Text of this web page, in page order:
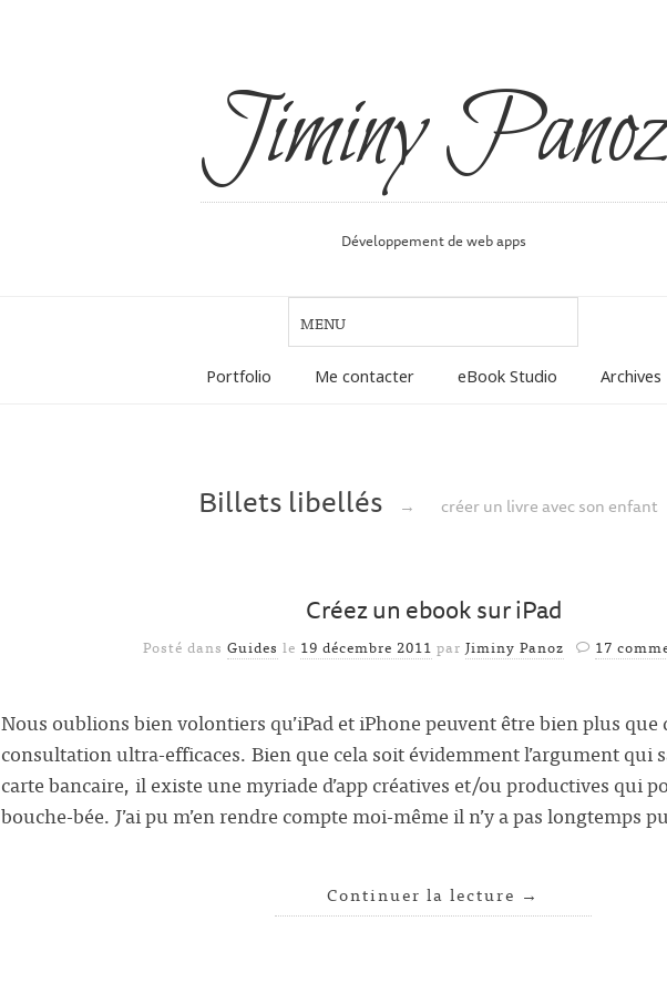
Jiminy Panoz
Développement de web apps
Portfolio Me contacter eBook Studio Archives
Billets libellés → créer un livre avec son enfant
Créez un ebook sur iPad
Posté dans Guides le 19 décembre 2011 par Jiminy Panoz 17
Nous oublions bien volontiers qu’iPad et iPhone peuvent être bien plus
consultation ultra-efficaces. Bien que cela soit évidemment l’argument qui
carte bancaire, il existe une myriade d’app créatives et/ou productives qui
bouche-bée. J’ai pu m’en rendre compte moi-même il n’y a pas longtemps
Continuer la lecture →